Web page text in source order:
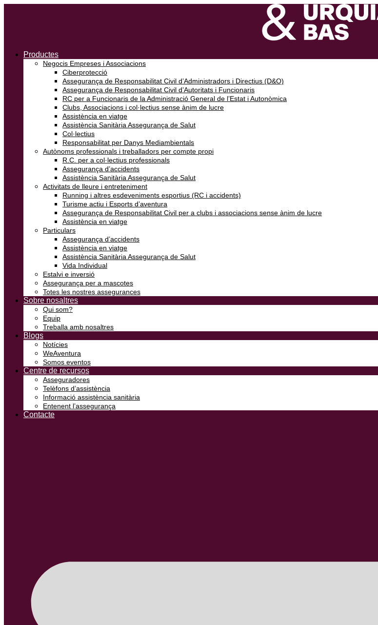
Productes
Negocis Empreses i Associacions
Ciberprotecció
Assegurança de Responsabilitat Civil d’Administradors i Directius (D&O)
Assegurança de Responsabilitat Civil d’Autoritats i Funcionaris
RC per a Funcionaris de la Administració General de l’Estat i Autonòmica
Clubs, Associacions i col·lectius sense ànim de lucre
Assistència en viatge
Assistència Sanitària Assegurança de Salut
Col·lectius
Responsabilitat per Danys Mediambientals
Autònoms professionals i treballadors per compte propi
R.C. per a col·lectius professionals
Assegurança d’accidents
Assistència Sanitària Assegurança de Salut
Activitats de lleure i entreteniment
Running i altres esdeveniments esportius (RC i accidents)
Turisme actiu i Esports d’aventura
Assegurança de Responsabilitat Civil per a clubs i associacions sense ànim de lucre
Assistència en viatge
Particulars
Assegurança d’accidents
Assistència en viatge
Assistència Sanitària Assegurança de Salut
Vida Individual
Estalvi e inversió
Assegurança per a mascotes
Totes les nostres assegurances
Sobre nosaltres
Qui som?
Equip
Treballa amb nosaltres
Blogs
Notícies
WeAventura
Somos eventos
Centre de recursos
Asseguradores
Telèfons d’assistència
Informació assistència sanitària
Entenent l’assegurança
Contacte